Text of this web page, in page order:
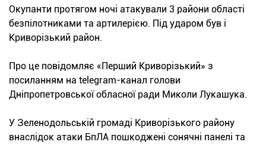
Окупанти протягом ночі атакували 3 райони області
безпілотниками та артилерією. Під ударом був і
Криворізький район.
Про це повідомляє «Перший Криворізький» з
посиланням на telegram-канал голови
Дніпропетровської обласної ради Миколи Лукашука.
У Зеленодольській громаді Криворізького району
внаслідок атаки БпЛА пошкоджені сонячні панелі та